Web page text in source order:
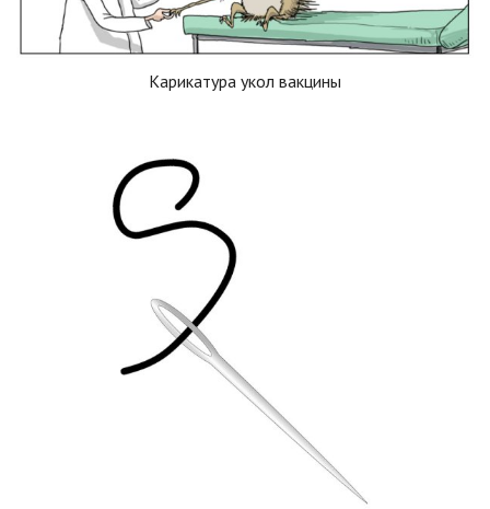
Карикатура укол вакцины